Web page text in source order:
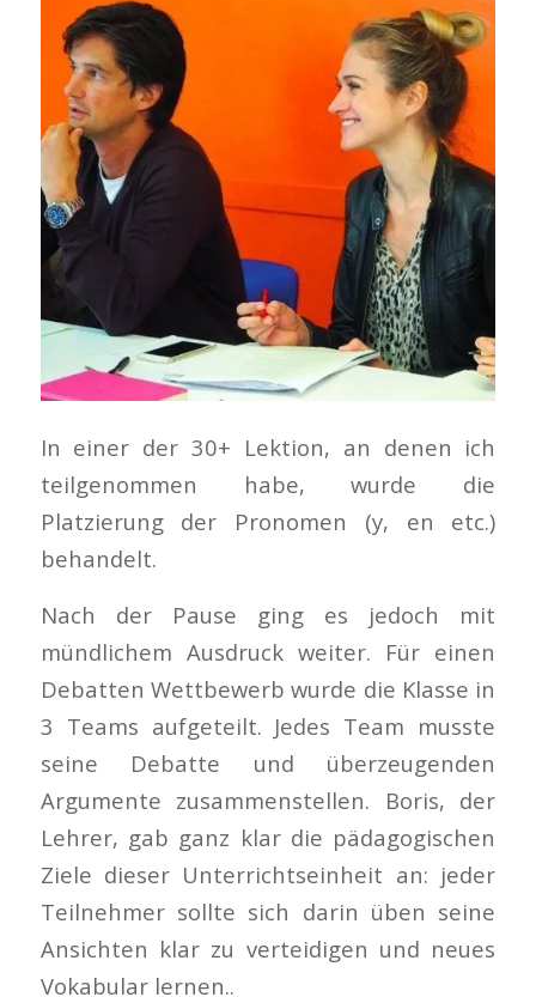
In einer der 30+ Lektion, an denen ich
teilgenommen habe, wurde die
Platzierung der Pronomen (y, en etc.)
behandelt.
Nach der Pause ging es jedoch mit
mündlichem Ausdruck weiter. Für einen
Debatten Wettbewerb wurde die Klasse in
3 Teams aufgeteilt. Jedes Team musste
seine Debatte und überzeugenden
Argumente zusammenstellen. Boris, der
Lehrer, gab ganz klar die pädagogischen
Ziele dieser Unterrichtseinheit an: jeder
Teilnehmer sollte sich darin üben seine
Ansichten klar zu verteidigen und neues
Vokabular lernen..